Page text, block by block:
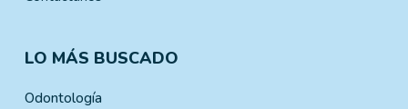
LO MÁS BUSCADO
Odontología